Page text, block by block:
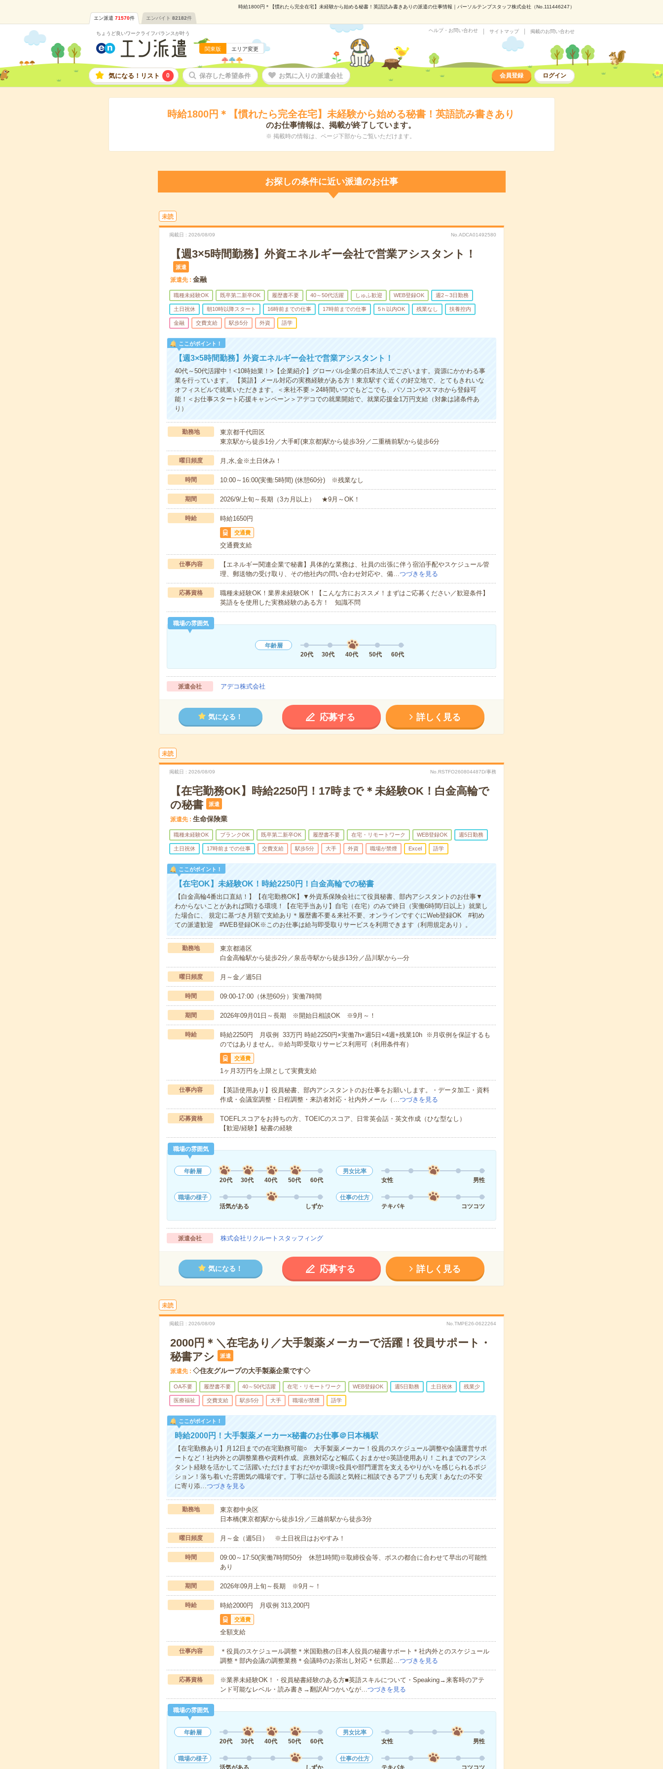
時給1800円＊【慣れたら完全在宅】未経験から始める秘書！英語読み書きありの派遣の仕事情報｜パーソルテンプスタッフ株式会社（No.111446247）
エン派遣 71570件 エンバイト 82182件
ちょうど良いワークライフバランスが叶う
関東版 エリア変更
ヘルプ・お問い合わせ サイトマップ 掲載のお問い合わせ
気になる！リスト 0 保存した希望条件 お気に入りの派遣会社 会員登録 ログイン
時給1800円＊【慣れたら完全在宅】未経験から始める秘書！英語読み書きあり
のお仕事情報は、掲載が終了しています。
※ 掲載時の情報は、ページ下部からご覧いただけます。
お探しの条件に近い派遣のお仕事
未読
掲載日 2026/08/09 No.ADCA01492580
【週3×5時間勤務】外資エネルギー会社で営業アシスタント！
派遣
派遣先 金融
職種未経験OK 既卒第二新卒OK 履歴書不要 40～50代活躍 しゅふ歓迎 WEB登録OK 週2～3日勤務
土日祝休 朝10時以降スタート 16時前までの仕事 17時前までの仕事 5ｈ以内OK 残業なし 扶養控内
金融 交費支給 駅歩5分 外資 語学
ここがポイント！
【週3×5時間勤務】外資エネルギー会社で営業アシスタント！
40代～50代活躍中！<10時始業！>【企業紹介】グローバル企業の日本法人でございます。資源にかかわる事
業を行っています。 【英語】メール対応の実務経験がある方！東京駅すぐ近くの好立地で、とてもきれいな
オフィスビルで就業いただきます。＜来社不要＞24時間いつでもどこでも、パソコンやスマホから登録可
能！＜お仕事スタート応援キャンペーン＞アデコでの就業開始で、就業応援金1万円支給（対象は諸条件あ
り）
勤務地
東京都千代田区
東京駅から徒歩1分／大手町(東京都)駅から徒歩3分／二重橋前駅から徒歩6分
曜日頻度 月,水,金※土日休み！
時間 10:00～16:00(実働:5時間) (休憩60分) ※残業なし
期間 2026/9/上旬～長期（3カ月以上） ★9月～OK！
時給 時給1650円
交通費
交通費支給
仕事内容
【エネルギー関連企業で秘書】具体的な業務は、社員の出張に伴う宿泊手配やスケジュール管
理、郵送物の受け取り、その他社内の問い合わせ対応や、備…つづきを見る
応募資格
職種未経験OK！業界未経験OK！【こんな方におススメ！まずはご応募ください／歓迎条件】
英語をを使用した実務経験のある方！ 知識不問
職場の雰囲気
年齢層
20代
30代 40代 50代 60代
派遣会社 アデコ株式会社
気になる！ 応募する 詳しく見る
未読
掲載日 2026/08/09 No.RSTFO260804487D/事務
【在宅勤務OK】時給2250円！17時まで＊未経験OK！白金高輪で
の秘書
派遣
派遣先 生命保険業
職種未経験OK ブランクOK 既卒第二新卒OK 履歴書不要 在宅・リモートワーク WEB登録OK 週5日勤務
土日祝休 17時前までの仕事 交費支給 駅歩5分 大手 外資 職場が禁煙 Excel 語学
ここがポイント！
【在宅OK】未経験OK！時給2250円！白金高輪での秘書
【白金高輪4番出口直結！】【在宅勤務OK】▼外資系保険会社にて役員秘書、部内アシスタントのお仕事▼
わからないことがあれば聞ける環境！【在宅手当あり】自宅（在宅）のみで終日（実働6時間/日以上）就業し
た場合に、 規定に基づき月額で支給あり＊履歴書不要＆来社不要、オンラインですぐにWeb登録OK #初め
ての派遣歓迎 #WEB登録OK※このお仕事は給与即受取りサービスを利用できます（利用規定あり）。
勤務地
東京都港区
白金高輪駅から徒歩2分／泉岳寺駅から徒歩13分／品川駅から---分
曜日頻度 月～金／週5日
時間 09:00-17:00（休憩60分）実働7時間
期間 2026年09月01日～長期 ※開始日相談OK ※9月～！
時給
時給2250円 月収例 33万円 時給2250円×実働7h×週5日×4週+残業10h ※月収例を保証するも
のではありません。※給与即受取りサービス利用可（利用条件有）
交通費
1ヶ月3万円を上限として実費支給
仕事内容
【英語使用あり】役員秘書、部内アシスタントのお仕事をお願いします。・データ加工・資料
作成・会議室調整・日程調整・来訪者対応・社内外メール（…つづきを見る
応募資格
TOEFLスコアをお持ちの方、TOEICのスコア、日常英会話・英文作成（ひな型なし）
【歓迎/経験】秘書の経験
職場の雰囲気
年齢層
20代
30代 40代 50代 60代
男女比率
女性
男性
職場の様子
活気がある
しずか
仕事の仕方
テキパキ
コツコツ
派遣会社 株式会社リクルートスタッフィング
気になる！ 応募する 詳しく見る
未読
掲載日 2026/08/09 No.TMPE26-0622264
2000円＊＼在宅あり／大手製薬メーカーで活躍！役員サポート・
秘書アシ
派遣
派遣先 ◇住友グループの大手製薬企業です◇
OA不要 履歴書不要 40～50代活躍 在宅・リモートワーク WEB登録OK 週5日勤務 土日祝休 残業少
医療福祉 交費支給 駅歩5分 大手 職場が禁煙 語学
ここがポイント！
時給2000円！大手製薬メーカー×秘書のお仕事＠日本橋駅
【在宅勤務あり】月12日までの在宅勤務可能○ 大手製薬メーカー！役員のスケジュール調整や会議運営サポ
ートなど！社内外との調整業務や資料作成、庶務対応など幅広くおまかせ○英語使用あり！これまでのアシス
タント経験を活かしてご活躍いただけますおだやか環境○役員や部門運営を支えるやりがいを感じられるポジ
ション！落ち着いた雰囲気の職場です。丁寧に話せる面談と気軽に相談できるアプリも充実！あなたの不安
に寄り添…つづきを見る
勤務地
東京都中央区
日本橋(東京都)駅から徒歩1分／三越前駅から徒歩3分
曜日頻度 月～金（週5日） ※土日祝日はおやすみ！
時間
09:00～17:50(実働7時間50分 休憩1時間)※取締役会等、ボスの都合に合わせて早出の可能性
あり
期間 2026年09月上旬～長期 ※9月～！
時給 時給2000円 月収例 313,200円
交通費
全額支給
仕事内容
＊役員のスケジュール調整＊米国勤務の日本人役員の秘書サポート＊社内外とのスケジュール
調整＊部内会議の調整業務＊会議時のお茶出し対応＊伝票起…つづきを見る
応募資格
※業界未経験OK！・役員秘書経験のある方■英語スキルについて・Speaking→来客時のアテ
ンド可能なレベル・読み書き→翻訳AIつかいなが…つづきを見る
職場の雰囲気
年齢層
20代
30代 40代 50代 60代
男女比率
女性
男性
職場の様子
活気がある
しずか
仕事の仕方
テキパキ
コツコツ